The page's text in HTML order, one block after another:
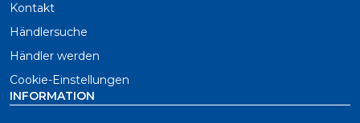
Kontakt
Händlersuche
Händler werden
Cookie-Einstellungen
INFORMATION